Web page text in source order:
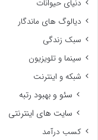
دنیای حیوانات
دیالوگ های ماندگار
سبک زندگی
سینما و تلویزیون
شبکه و اینترنت
سئو و بهبود رتبه
سایت های اینترنتی
کسب درآمد